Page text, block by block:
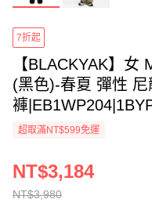
7折起
【BLACKYAK】女
(黑色)-春夏 彈性
褲
超取滿NT$599免運
NT$3,980
NT$3,184